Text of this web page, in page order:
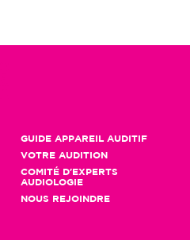
GUIDE APPAREIL AUDITIF
VOTRE AUDITION
COMITÉ D'EXPERTS
AUDIOLOGIE
NOUS REJOINDRE